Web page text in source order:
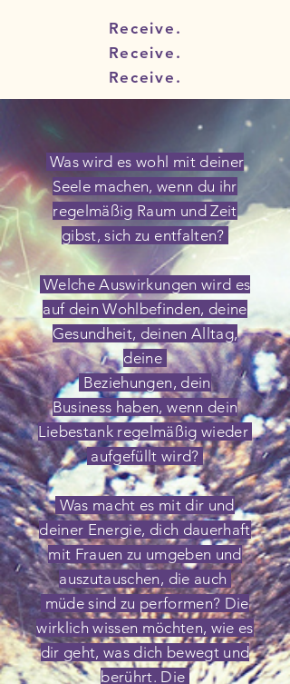
Receive.
Receive.
Receive.
Was wird es wohl mit deiner
Seele machen, wenn du ihr
regelmäßig Raum und Zeit
gibst, sich zu entfalten?
Welche Auswirkungen wird es
auf dein Wohlbefinden, deine
Gesundheit, deinen Alltag,
deine
Beziehungen, dein
Business haben,wenn dein
Liebestank regelmäßig wieder
aufgefüllt wird?
Was macht es mit dir und
deiner Energie, dich dauerhaft
mit Frauen zu umgeben und
auszutauschen, die auch
müdesind zu performen? Die
wirklich wissen möchten, wie es
dir geht, was dich bewegt und
berührt. Die